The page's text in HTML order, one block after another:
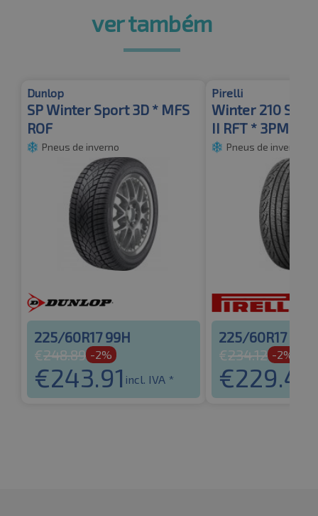
ver também
Dunlop
SP Winter Sport 3D * MFS
ROF
Pneus de inverno
225/60R17 99H
€248.89 -2%
€243.91 incl. IVA *
Pirelli
Winter 210
II RFT * 3PMSF
Pneus de inverno
225/60R17 99H
€234.12 -2%
€229.43